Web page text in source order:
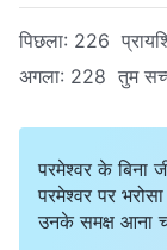
पिछला: 226
अगला: 228 तुम
परमेश्वर के बिना
परमेश्वर पर
उनके समक्ष आना